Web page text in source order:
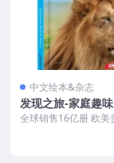
中文绘本&杂志
发现之旅-家庭趣
丛书-pdf
全球销售16亿册 欧美
选科普书 畅销欧美30